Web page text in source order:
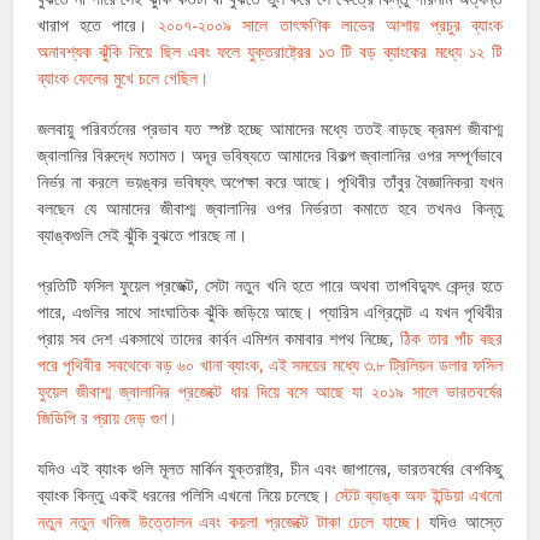
খারাপ হতে পারে।২০০৭-২০০৯ সালে তাৎক্ষণিক লাভের আশায় প্রচুর ব্যাংক
অনাবশ্যক ঝুঁকি নিয়ে ছিল এবং ফলে যুক্তরাষ্ট্রের ১৩ টি বড় ব্যাংকের মধ্যে ১২ টি
ব্যাংক ফেলের মুখে চলে গেছিল।
জলবায়ু পরিবর্তনের প্রভাব যত স্পষ্ট হচ্ছে আমাদের মধ্যে ততই বাড়ছে ক্রমশ জীবাশ্ম
জ্বালানির বিরুদ্ধে মতামত। অদূর ভবিষ্যতে আমাদের বিকল্প জ্বালানির ওপর সম্পূর্ণভাবে
নির্ভর না করলে ভয়ঙ্কর ভবিষ্যৎ অপেক্ষা করে আছে। পৃথিবীর তাঁবুর বৈজ্ঞানিকরা যখন
বলছেন যে আমাদের জীবাশ্ম জ্বালানির ওপর নির্ভরতা কমাতে হবে তখনও কিন্তু
ব্যাঙ্কগুলি সেই ঝুঁকি বুঝতে পারছে না।
প্রতিটি ফসিল ফুয়েল প্রজেক্ট, সেটা নতুন খনি হতে পারে অথবা তাপবিদ্যুৎ কেন্দ্র হতে
পারে, এগুলির সাথে সাংঘাতিক ঝুঁকি জড়িয়ে আছে। প্যারিস এগ্রিমেন্ট এ যখন পৃথিবীর
প্রায় সব দেশ একসাথে তাদের কার্বন এমিশন কমাবার শপথ নিচ্ছে,ঠিক তার পাঁচ বছর
পরে পৃথিবীর সবথেকে বড় ৬০ খানা ব্যাংক, এই সময়ের মধ্যে ৩.৮ ট্রিলিয়ন ডলার ফসিল
ফুয়েল জীবাশ্ম জ্বালানির প্রজেক্টে ধার দিয়ে বসে আছে যা ২০১৯ সালে ভারতবর্ষের
জিডিপি র প্রায় দেড় গুণ।
যদিও এই ব্যাংক গুলি মূলত মার্কিন যুক্তরাষ্ট্র, চীন এবং জাপানের, ভারতবর্ষের বেশকিছু
ব্যাংক কিন্তু একই ধরনের পলিসি এখনো নিয়ে চলেছে। স্টেট ব্যাঙ্ক অফ ইন্ডিয়া এখনো
নতুন নতুন খনিজ উত্তোলন এবং কয়লা প্রজেক্টে টাকা ঢেলে যাচ্ছে। যদিও আস্তে